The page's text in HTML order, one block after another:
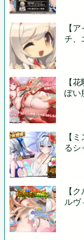
【
チ、
【
ぽい
【
るシ
【
ルヴ